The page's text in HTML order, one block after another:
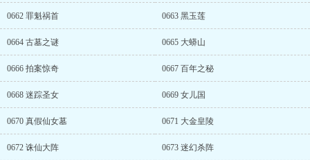
0662 罪魁祸首 0663 黑玉莲
0664 古墓之谜 0665 大蟒山
0666 拍案惊奇 0667 百年之秘
0668 迷踪圣女 0669 女儿国
0670 真假仙女墓 0671 大金皇陵
0672 诛仙大阵 0673 迷幻杀阵